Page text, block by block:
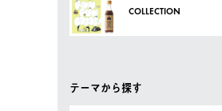
COLLECTION
テーマから探す